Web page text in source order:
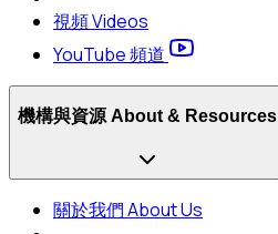
視頻 Videos
YouTube 頻道
機構與資源 About & Resources
關於我們 About Us